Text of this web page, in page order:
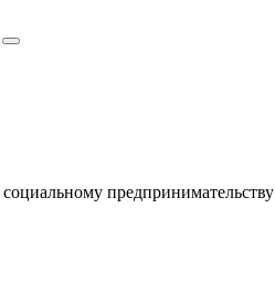
предпринимательству